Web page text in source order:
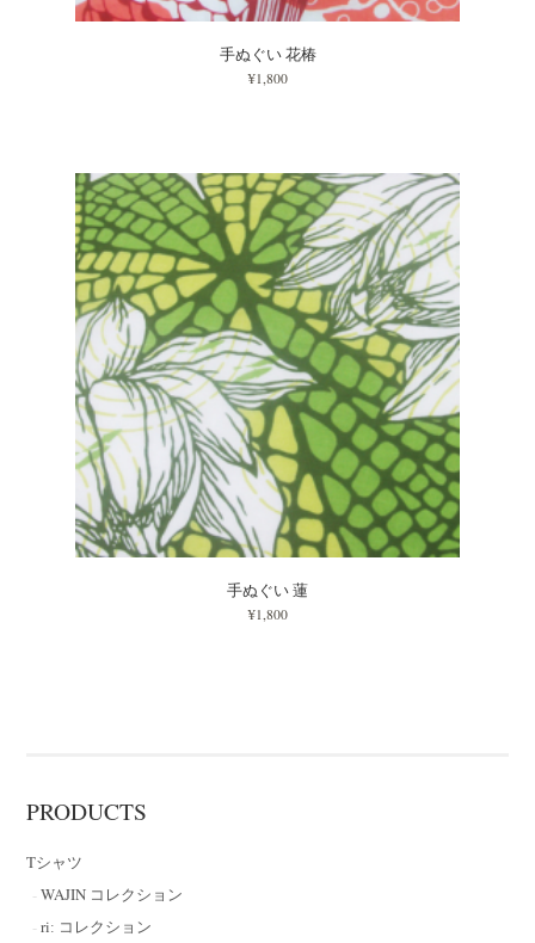
手ぬぐい 花椿
¥1,800
手ぬぐい 蓮
¥1,800
PRODUCTS
Tシャツ
WAJIN コレクション
riː コレクション